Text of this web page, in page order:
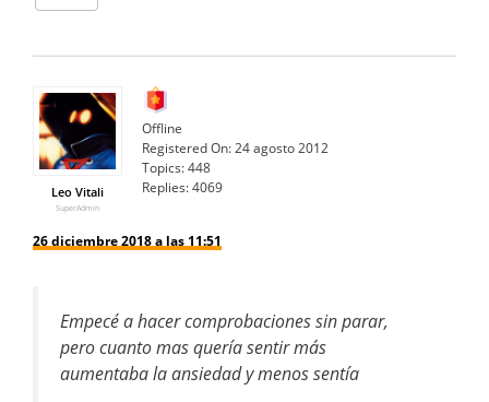
Leo Vitali
SuperAdmin
Offline
Registered On:24 agosto 2012
Topics:448
Replies:4069
26 diciembre 2018 a las 11:51
Empecé a hacer comprobaciones sin parar,
pero cuanto mas quería sentir más
aumentaba la ansiedad y menos sentía